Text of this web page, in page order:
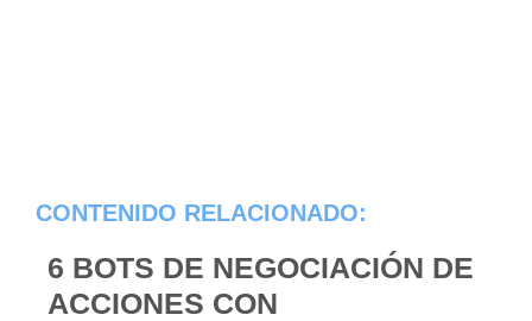
CONTENIDO RELACIONADO:
6 BOTS DE NEGOCIACIÓN DE
ACCIONES CON